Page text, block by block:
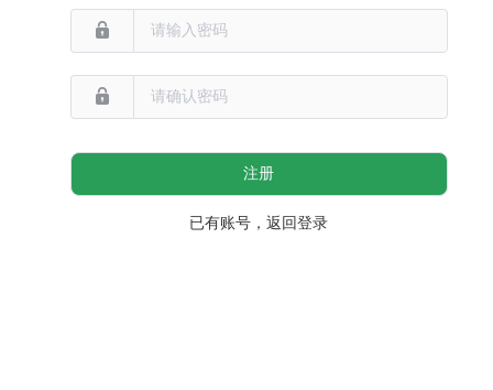
注册
已有账号，返回登录